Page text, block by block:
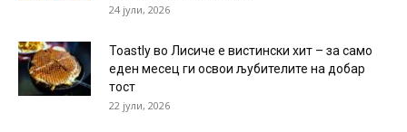
24 јули, 2026
Toastly во Лисиче е вистински хит – за само
еден месец ги освои љубителите на добар
тост
22 јули, 2026